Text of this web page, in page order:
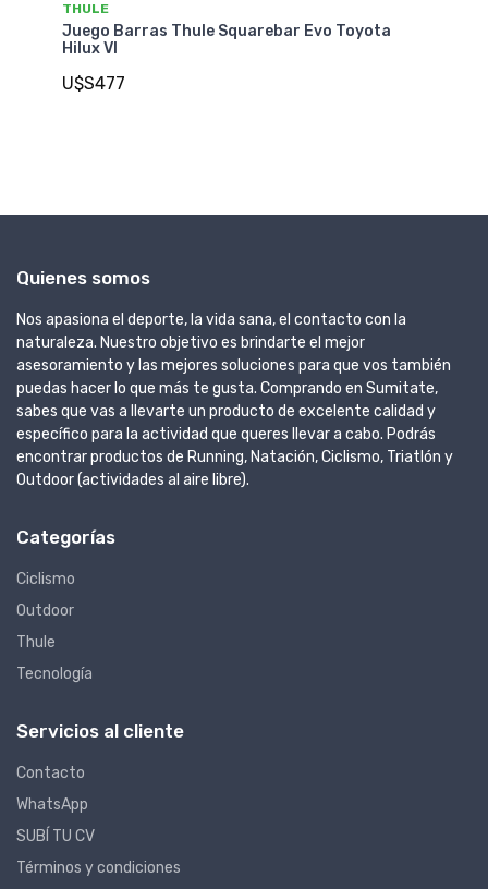
THULE
Juego Barras Thule Squarebar Evo Toyota
Hilux VI
U$S477
Quienes somos
Nos apasiona el deporte, la vida sana, el contacto con la
naturaleza. Nuestro objetivo es brindarte el mejor
asesoramiento y las mejores soluciones para que vos también
puedas hacer lo que más te gusta. Comprando en Sumitate,
sabes que vas a llevarte un producto de excelente calidad y
específico para la actividad que queres llevar a cabo. Podrás
encontrar productos de Running, Natación, Ciclismo, Triatlón y
Outdoor (actividades al aire libre).
Categorías
Ciclismo
Outdoor
Thule
Tecnología
Servicios al cliente
Contacto
WhatsApp
SUBÍ TU CV
Términos y condiciones